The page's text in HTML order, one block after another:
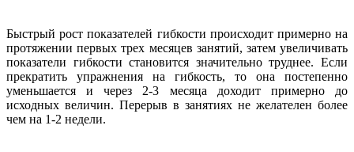
Быстрый рост показателей гибкости происходит примерно на
протяжении первых трех месяцев занятий, затем увеличивать
показатели гибкости становится значительно труднее. Если
прекратить упражнения на гибкость, то она постепенно
уменьшается и через 2-3 месяца доходит примерно до
исходных величин. Перерыв в занятиях не желателен более
чем на 1-2 недели.